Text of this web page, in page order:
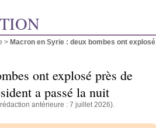
> Macron en Syrie : deux bombes ont explosé
ont explosé près de
a passé la nuit
antérieure : 7 juillet 2026).